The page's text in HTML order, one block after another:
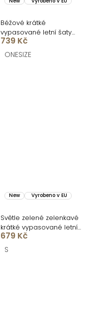
Béžové krátké
vypasované letní šaty
BRINELLE na ramínka
739 Kč
ONESIZE
New Vyrobeno v EU
Světle zelené zelenkavé
krátké vypasované letní
šaty ULJANA
679 Kč
S